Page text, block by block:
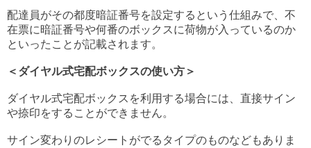
配達員がその都度暗証番号を設定するという仕組みで、不
在票に暗証番号や何番のボックスに荷物が入っているのか
といったことが記載されます。
＜ダイヤル式宅配ボックスの使い方＞
ダイヤル式宅配ボックスを利用する場合には、直接サイン
や捺印をすることができません。
サイン変わりのレシートがでるタイプのものなどもありま